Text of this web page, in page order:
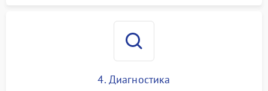
4. Диагностика